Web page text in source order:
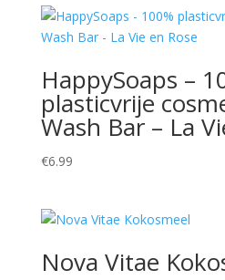
HappySoaps –
plasticvrije
Wash Bar – La
€6.99
Nova Vitae